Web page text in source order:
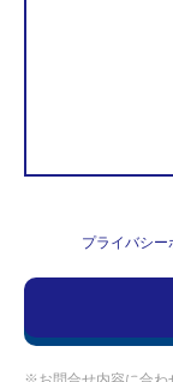
プライバシー